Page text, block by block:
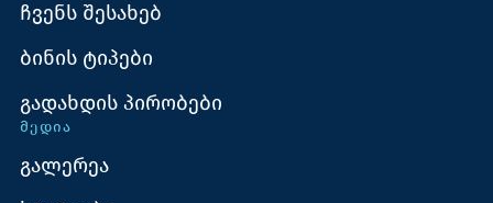
ჩვენს შესახებ
ბინის ტიპები
გადახდის პირობები
ᲛᲔᲓᲘᲐ
გალერეა